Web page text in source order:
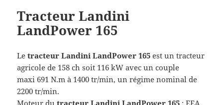
Tracteur Landini
LandPower 165
Letracteur Landini LandPower 165 est un tracteur
agricole de 158 ch soit 116 kW avec un couple
maxi 691 N.m à 1400 tr/min, un régime nominal de
2200 tr/min.
Moteur dutracteur Landini LandPower 165 : EEA